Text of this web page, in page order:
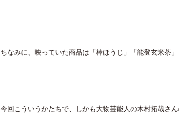
ちなみに、映っていた商品は「棒ほうじ」「能登玄米茶
今回こういうかたちで、しかも大物芸能人の木村拓哉さ